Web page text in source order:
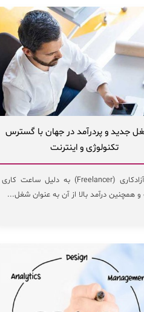
شغل جدید و پردرآمد در جهان با گسترس
تکنولوژی و اینترنت
امروزه آزادکاری (Freelancer) به دلیل ساعت کاری
همچنین درآمد بالا از آن به عنوان شغل...